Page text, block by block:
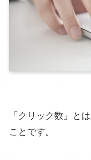
「クリック数」とは
ことです。